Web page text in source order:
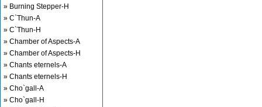
» Burning Stepper-H
» C`Thun-A
» C`Thun-H
» Chamber of Aspects-A
» Chamber of Aspects-H
» Chants eternels-A
» Chants eternels-H
» Cho`gall-A
» Cho`gall-H